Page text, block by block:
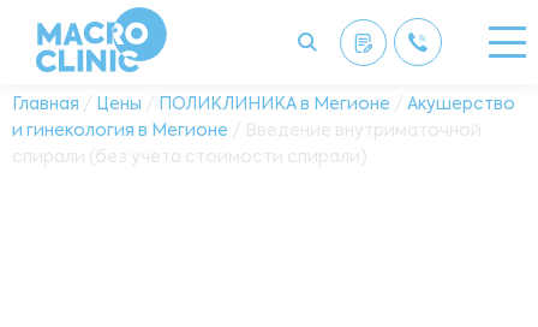
Главная / Цены / ПОЛИКЛИНИКА в Мегионе / Акушерство
и гинекология в Мегионе / Введение внутриматочной
спирали (без учета стоимости спирали)